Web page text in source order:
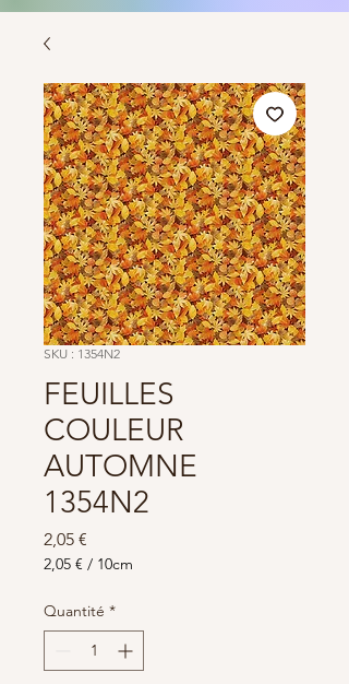
SKU : 1354N2
FEUILLES
COULEUR
AUTOMNE
1354N2
2,05 €
2,05 € / 10cm
pour
10
Centimètres
Quantité *